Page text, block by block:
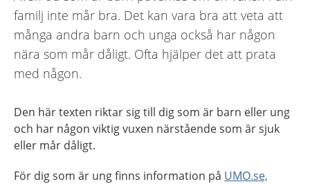
familj inte mår bra. Det kan vara bra att veta att
många andra barn och unga också har någon
nära som mår dåligt. Ofta hjälper det att prata
med någon.
Den här texten riktar sig till dig som är barn eller ung
och har någon viktig vuxen närstående som är sjuk
eller mår dåligt.
För dig som är ung finns information på UMO.se,